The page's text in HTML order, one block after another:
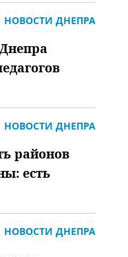
НОВОСТИ ДНЕПРА
НОВОСТИ ДНЕПРА
районов
есть
НОВОСТИ ДНЕПРА